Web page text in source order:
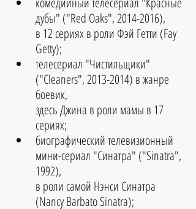
дубы" ("Red Oaks", 2014-2016),
в 12 сериях в роли Фэй Гетти (Fay
Getty);
телесериал "Чистильщики"
("Cleaners", 2013-2014) в жанре
боевик,
здесь Джина в роли мамы в 17
сериях;
биографический телевизионный
мини-сериал "Синатра" ("Sinatra",
1992),
в роли самой Нэнси Синатра
(Nancy Barbato Sinatra);